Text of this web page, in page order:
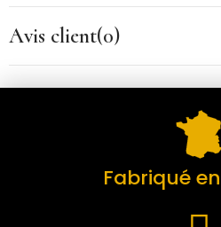
Avis client(0)
Fabriqué